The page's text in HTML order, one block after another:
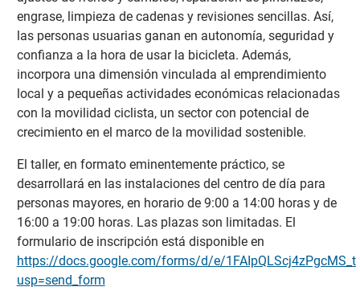
engrase, limpieza de cadenas y revisiones sencillas. Así,
las personas usuarias ganan en autonomía, seguridad y
confianza a la hora de usar la bicicleta. Además,
incorpora una dimensión vinculada al emprendimiento
local y a pequeñas actividades económicas relacionadas
con la movilidad ciclista, un sector con potencial de
crecimiento en el marco de la movilidad sostenible.
El taller, en formato eminentemente práctico, se
desarrollará en las instalaciones del centro de día para
personas mayores, en horario de 9:00 a 14:00 horas y de
16:00 a 19:00 horas. Las plazas son limitadas. El
formulario de inscripción está disponible en
https://docs.google.com/forms/d/e/
usp=send_form